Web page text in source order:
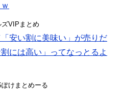
VIPまとめ
安い割に美味い」が売りだ
には高い」ってなっとるよ
けまとめーる